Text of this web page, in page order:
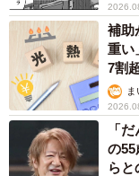
補助
重い
7割
「
の
らと